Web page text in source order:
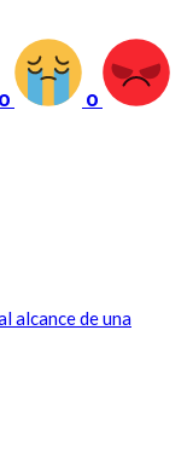
0
0
alcance de una